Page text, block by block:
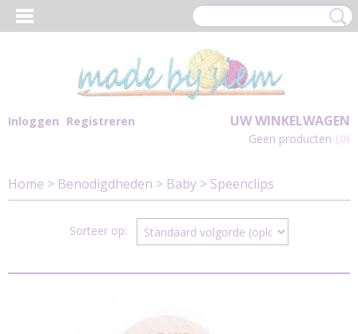
Inloggen Registreren UW WINKELWAGEN
Geen producten (0)
Home > Benodigdheden > Baby > Speenclips
Sorteer op: